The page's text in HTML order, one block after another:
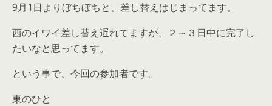
9月1日よりぼちぼちと、差し替えはじまってます。
西のイワイ差し替え遅れてますが、２～３日中に完了し
たいなと思ってます。
という事で、今回の参加者です。
東のひと